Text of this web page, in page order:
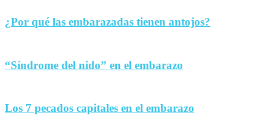
¿Por qué las embarazadas tienen antojos?
“Síndrome del nido” en el embarazo
Los 7 pecados capitales en el embarazo